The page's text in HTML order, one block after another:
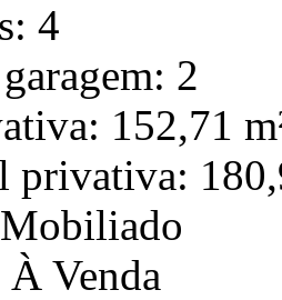
4
2
152,71
privativa:
Venda